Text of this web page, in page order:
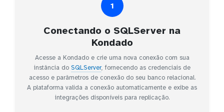
1
Conectando o SQLServer na
Kondado
Acesse a Kondado e crie uma nova conexão com sua
instância do SQLServer, fornecendo as credenciais de
acesso e parâmetros de conexão do seu banco relacional.
A plataforma valida a conexão automaticamente e exibe as
integrações disponíveis para replicação.